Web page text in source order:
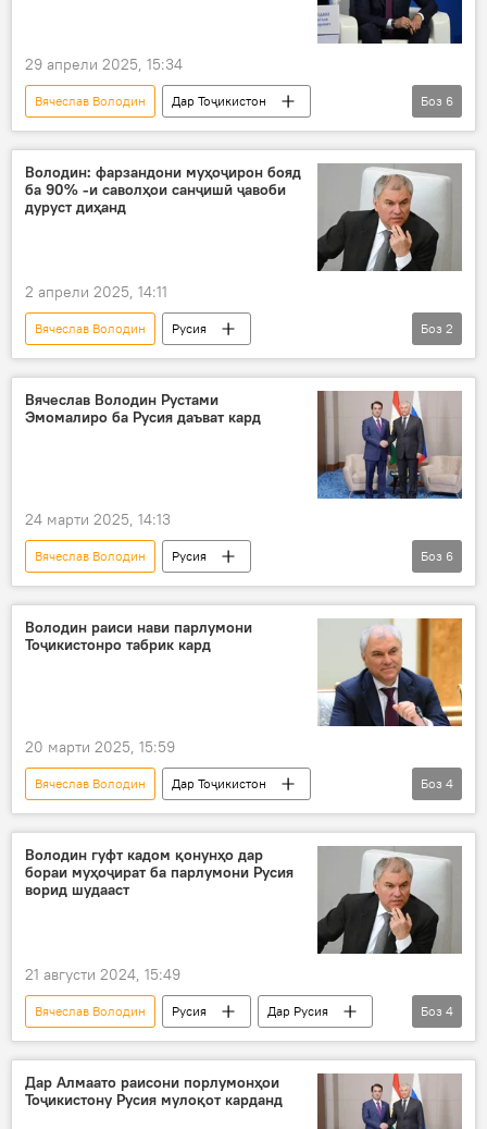
29 апрели 2025, 15:34
Вячеслав Володин
Дар Тоҷикистон
Русия
Дар Русия
Думаи давлатӣ
саҳми бузург
Ҷанги дуюми ҷаҳонӣ
тоҷикон
Боз 6
Володин: фарзандони муҳоҷирон бояд
ба 90% -и саволҳои санҷишӣ ҷавоби
дуруст диҳанд
2 апрели 2025, 14:11
Вячеслав Володин
Русия
Дар Тоҷикистон
Маориф
имтиҳон аз забони русӣ
Боз 2
Вячеслав Володин Рустами
Эмомалиро ба Русия даъват кард
24 марти 2025, 14:13
Вячеслав Володин
Русия
Дар Тоҷикистон
Ҷанги дуюми ҷаҳонӣ
даъват
Рустам Эмомалӣ
Думаи давлатӣ
ҳамкорӣ
Боз 6
Володин раиси нави парлумони
Тоҷикистонро табрик кард
20 марти 2025, 15:59
Вячеслав Володин
Дар Тоҷикистон
парлумон
Думаи давлатӣ
табрик
Русия
Боз 4
Володин гуфт кадом қонунҳо дар
бораи муҳоҷират ба парлумони Русия
ворид шудааст
21 августи 2024, 15:49
Вячеслав Володин Русия
Дар Русия
парлумон
Муҳоҷират
қавонин
тағйир
Боз 4
Дар Алмаато раисони порлумонҳои
Тоҷикистону Русия мулоқот карданд